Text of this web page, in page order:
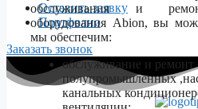
Оставить заявку
Портфолио
Заказать звонок
обслуживания и
оборудования Abion, вы
мы обеспечим:
обслуживание и ремонт
полупромышленных
канальных